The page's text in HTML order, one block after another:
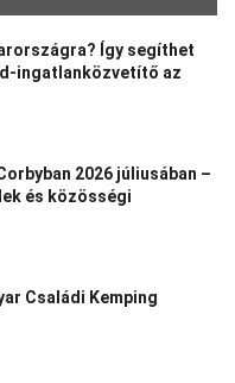
Így segíthet
ingatlanközvetítő az
2026 júliusában –
és közösségi
Családi Kemping